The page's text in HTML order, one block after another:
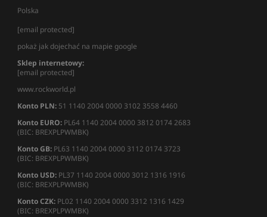
Polska
[email protected]
pokaż jak dojechać na mapie google
Sklep internetowy:
[email protected]
www.rockworld.pl
Konto PLN: 51 1140 2004 0000 3102 3558 4460
Konto EURO: PL64 1140 2004 0000 3812 0174 2683
(BIC: BREXPLPWMBK)
Konto GB: PL63 1140 2004 0000 3112 0174 3723
(BIC: BREXPLPWMBK)
Konto USD: PL37 1140 2004 0000 3012 1316 1916
(BIC: BREXPLPWMBK)
Konto CZK: PL02 1140 2004 0000 3312 1316 1429
(BIC: BREXPLPWMBK)